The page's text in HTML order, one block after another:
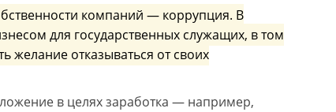
компаний — коррупция. В
для государственных служащих, в том
желание отказываться от своих
в целях заработка — например,